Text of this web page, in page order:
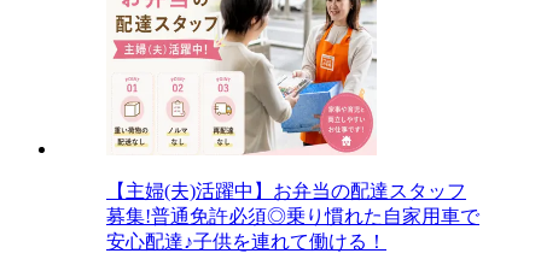
【主婦(夫)活躍中】お弁当の配達スタッフ
募集!普通免許必須◎乗り慣れた自家用車で
安心配達♪子供を連れて働ける！